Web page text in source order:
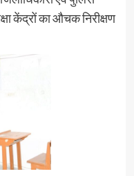
केंद्रों का औचक निरीक्षण